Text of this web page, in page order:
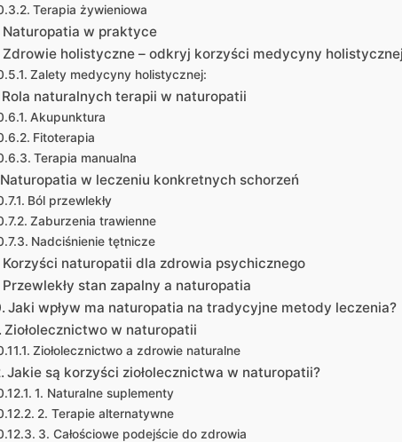
Terapia żywieniowa
Naturopatia w praktyce
Zdrowie holistyczne – odkryj korzyści medycyny holistycznej
Zalety medycyny holistycznej:
Rola naturalnych terapii w naturopatii
Akupunktura
Fitoterapia
Terapia manualna
Naturopatia w leczeniu konkretnych schorzeń
Ból przewlekły
Zaburzenia trawienne
Nadciśnienie tętnicze
Korzyści naturopatii dla zdrowia psychicznego
Przewlekły stan zapalny a naturopatia
Jaki wpływ ma naturopatia na tradycyjne metody leczenia?
Ziołolecznictwo w naturopatii
Ziołolecznictwo a zdrowie naturalne
Jakie są korzyści ziołolecznictwa w naturopatii?
1. Naturalne suplementy
2. Terapie alternatywne
3. Całościowe podejście do zdrowia